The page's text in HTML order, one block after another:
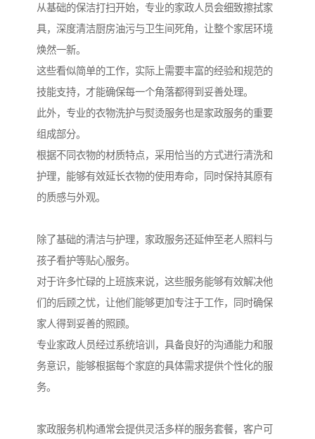
从基础的保洁打扫开始，专业的家政人员会细致擦拭家
具，深度清洁厨房油污与卫生间死角，让整个家居环境
焕然一新。
这些看似简单的工作，实际上需要丰富的经验和规范的
技能支持，才能确保每一个角落都得到妥善处理。
此外，专业的衣物洗护与熨烫服务也是家政服务的重要
组成部分。
根据不同衣物的材质特点，采用恰当的方式进行清洗和
护理，能够有效延长衣物的使用寿命，同时保持其原有
的质感与外观。
除了基础的清洁与护理，家政服务还延伸至老人照料与
孩子看护等贴心服务。
对于许多忙碌的上班族来说，这些服务能够有效解决他
们的后顾之忧，让他们能够更加专注于工作，同时确保
家人得到妥善的照顾。
专业家政人员经过系统培训，具备良好的沟通能力和服
务意识，能够根据每个家庭的具体需求提供个性化的服
务。
家政服务机构通常会提供灵活多样的服务套餐，客户可